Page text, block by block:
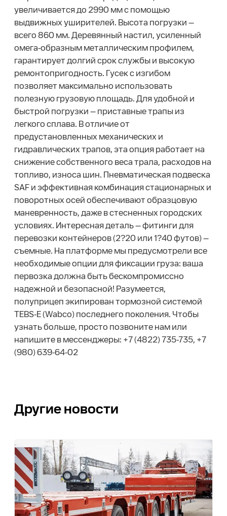
увеличивается до 2990 мм с помощью
выдвижных уширителей. Высота погрузки —
всего 860 мм. Деревянный настил, усиленный
омега-образным металлическим профилем,
гарантирует долгий срок службы и высокую
ремонтопригодность. Гусек с изгибом
позволяет максимально использовать
полезную грузовую площадь. Для удобной и
быстрой погрузки — приставные трапы из
легкого сплава. В отличие от
предустановленных механических и
гидравлических трапов, эта опция работает на
снижение собственного веса трала, расходов на
топливо, износа шин. Пневматическая подвеска
SAF и эффективная комбинация стационарных и
поворотных осей обеспечивают образцовую
маневренность, даже в стесненных городских
условиях. Интересная деталь — фитинги для
перевозки контейнеров (2?20 или 1?40 футов) —
съемные. На платформе мы предусмотрели все
необходимые опции для фиксации груза: ваша
первозка должна быть бескомпромиссно
надежной и безопасной! Разумеется,
полуприцеп экипирован тормозной системой
TEBS-E (Wabco) последнего поколения. Чтобы
узнать больше, просто позвоните нам или
напишите в мессенджеры: +7 (4822) 735-735, +7
(980) 639-64-02
Другие новости